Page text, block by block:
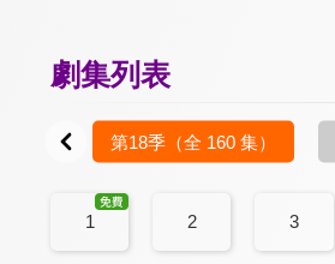
劇集列表
第18季 （全 160 集）
1 2 3